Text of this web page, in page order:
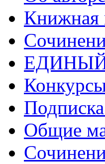
Книжная
Общие